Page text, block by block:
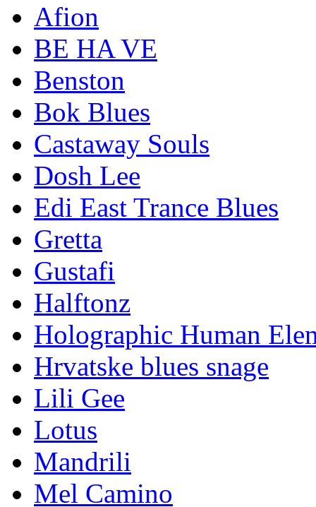
Afion
BE HA VE
Benston
Bok Blues
Castaway Souls
Dosh Lee
Edi East Trance Blues
Gretta
Gustafi
Halftonz
Holographic Human
Hrvatske blues snage
Lili Gee
Lotus
Mandrili
Mel Camino